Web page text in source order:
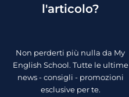
l'articolo?
Non perderti più nulla da My
English School. Tutte le ultime
news - consigli - promozioni
esclusive per te.